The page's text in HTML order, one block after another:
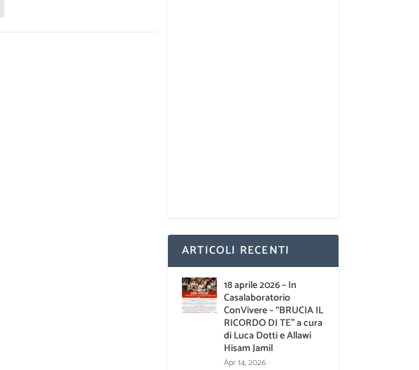
ARTICOLI RECENTI
18 aprile 2026 – In
Casalaboratorio
ConVivere – “BRUCIA IL
RICORDO DI TE” a cura
di Luca Dotti e Allawi
Hisam Jamil
Apr 14, 2026